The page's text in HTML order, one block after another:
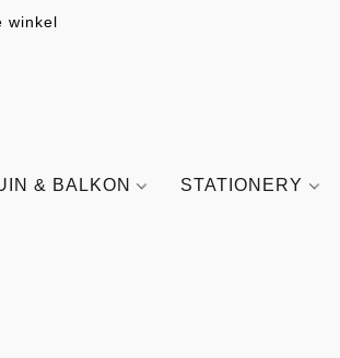
winkel
& BALKON STATIONERY